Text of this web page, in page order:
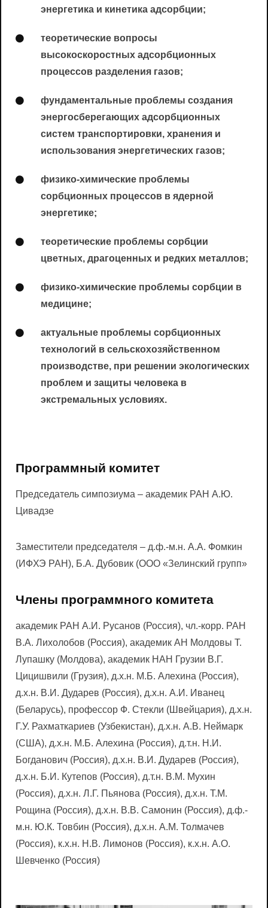
энергетика и кинетика адсорбции;
теоретические вопросы
высокоскоростных адсорбционных
процессов разделения газов;
фундаментальные проблемы создания
энергосберегающих адсорбционных
систем транспортировки, хранения и
использования энергетических газов;
физико-химические проблемы
сорбционных процессов в ядерной
энергетике;
теоретические проблемы сорбции
цветных, драгоценных и редких металлов;
физико-химические проблемы сорбции в
медицине;
актуальные проблемы сорбционных
технологий в сельскохозяйственном
производстве, при решении экологических
проблем и защиты человека в
экстремальных условиях.
Программный комитет
Председатель симпозиума – академик РАН А.Ю.
Цивадзе
Заместители председателя – д.ф.-м.н. А.А. Фомкин
(ИФХЭ РАН), Б.А. Дубовик (ООО «Зелинский групп»
Члены программного комитета
академик РАН А.И. Русанов (Россия), чл.-корр. РАН
В.А. Лихолобов (Россия), академик АН Молдовы Т.
Лупашку (Молдова), академик НАН Грузии В.Г.
Цицишвили (Грузия), д.х.н. М.Б. Алехина (Россия),
д.х.н. В.И. Дударев (Россия), д.х.н. А.И. Иванец
(Беларусь), профессор Ф. Стекли (Швейцария), д.х.н.
Г.У. Рахматкариев (Узбекистан), д.х.н. А.В. Неймарк
(США), д.х.н. М.Б. Алехина (Россия), д.т.н. Н.И.
Богданович (Россия), д.х.н. В.И. Дударев (Россия),
д.х.н. Б.И. Кутепов (Россия), д.т.н. В.М. Мухин
(Россия), д.х.н. Л.Г. Пьянова (Россия), д.х.н. Т.М.
Рощина (Россия), д.х.н. В.В. Самонин (Россия), д.ф.-
м.н. Ю.К. Товбин (Россия), д.х.н. А.М. Толмачев
(Россия), к.х.н. Н.В. Лимонов (Россия), к.х.н. А.О.
Шевченко (Россия)